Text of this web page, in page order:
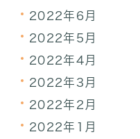
2022年6月
2022年5月
2022年4月
2022年3月
2022年2月
2022年1月